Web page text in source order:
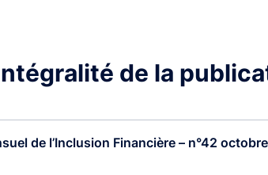
de la
de l’Inclusion Financière – n°42